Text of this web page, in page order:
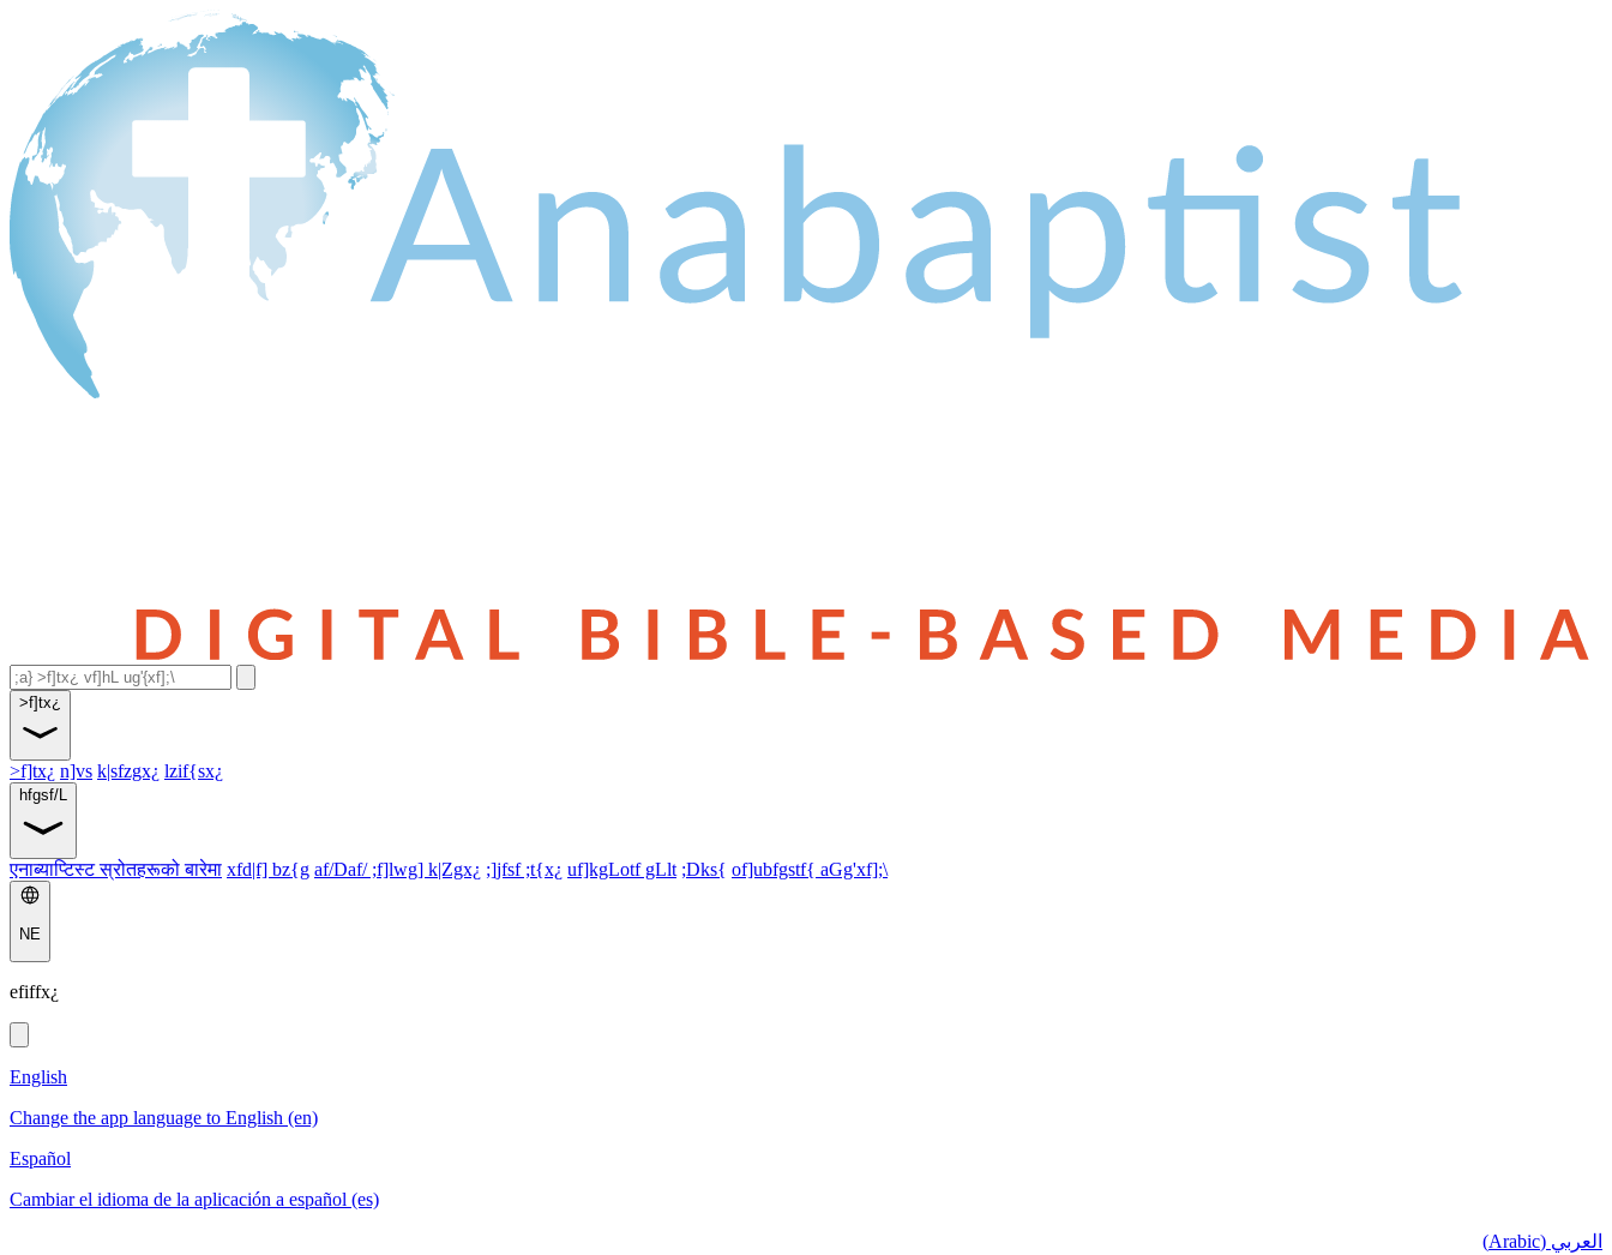
>f]tx¿
>f]tx¿ n]vs k|sfzgx¿ lzif{sx¿
hfgsf/L
एनाब्याप्टिस्ट स्रोतहरूको बारेमा xfd|f] bz{g af/Daf/ ;f]lwg] k|Zgx¿ ;]jfsf ;t{x¿ uf]kgLotf gLlt ;Dks{ of]ubfgstf{ aGg'xf];\
NE
efiffx¿
English
Change the app language to English (en)
Español
Cambiar el idioma de la aplicación a español (es)
العربي (Arabic)